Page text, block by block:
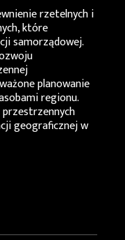
rzetelnych i
które
samorządowej.
planowanie
regionu.
geograficznej w